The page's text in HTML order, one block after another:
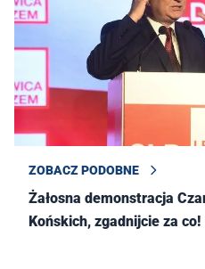
ZOBACZ PODOBNE
Żałosna demonstracja
Końskich, zgadnijcie za co!